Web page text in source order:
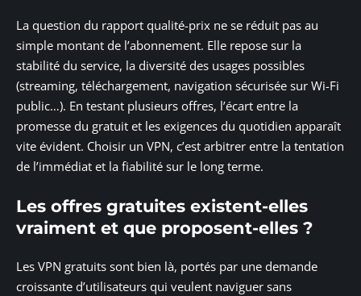
La question du rapport qualité-prix ne se réduit pas au
simple montant de l’abonnement. Elle repose sur la
stabilité du service, la diversité des usages possibles
(streaming, téléchargement, navigation sécurisée sur Wi-Fi
public…). En testant plusieurs offres, l’écart entre la
promesse du gratuit et les exigences du quotidien apparaît
vite évident. Choisir un VPN, c’est arbitrer entre la tentation
de l’immédiat et la fiabilité sur le long terme.
Les offres gratuites existent-elles
vraiment et que proposent-elles ?
Les VPN gratuits sont bien là, portés par une demande
croissante d’utilisateurs qui veulent naviguer sans